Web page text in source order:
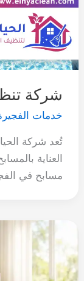
شركة
خدمات الفجيرة
تُعد شركة
العناية
مسابح في